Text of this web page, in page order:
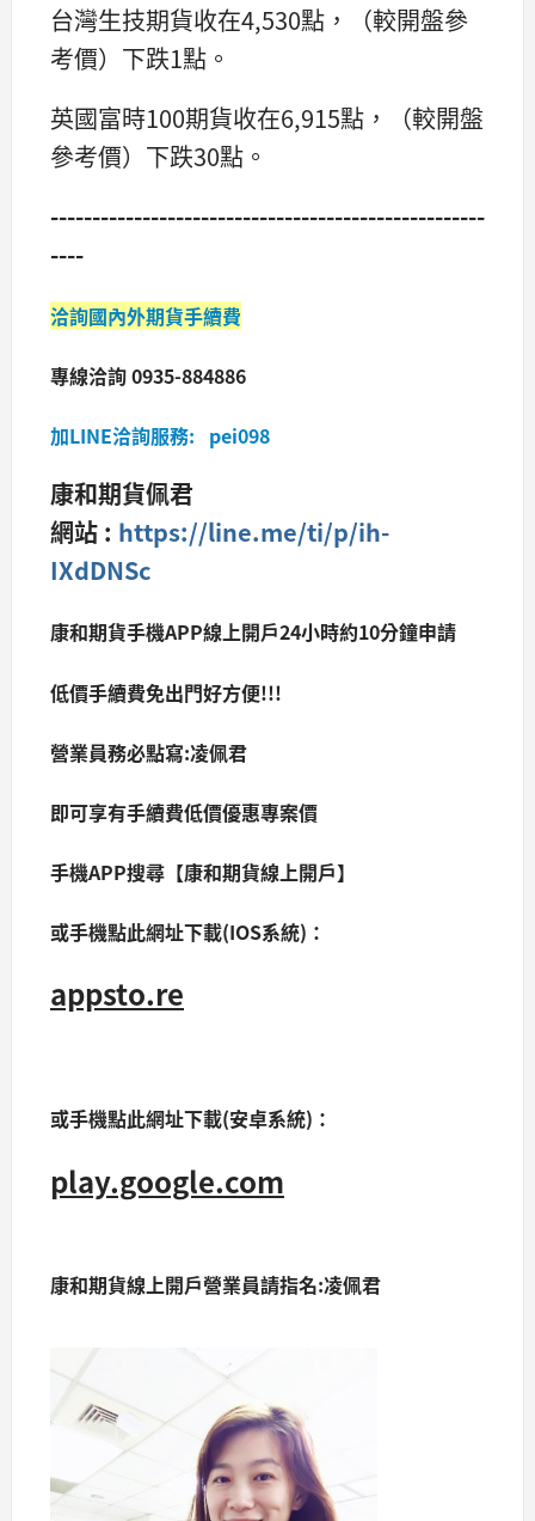
台灣生技期貨收在4,530點，（較開盤參
考價）下跌1點。
英國富時100期貨收在6,915點，（較開盤
參考價）下跌30點。
----------------------------------------------------
----
洽詢國內外期貨手續費
專線洽詢 0935-884886
加LINE洽詢服務: pei098
康和期貨佩君
網站 : https://line.me/ti/p/ih-
IXdDNSc
康和期貨手機APP線上開戶24小時約10分鐘申請
低價手續費免出門好方便!!!
營業員務必點寫:凌佩君
即可享有手續費低價優惠專案價
手機APP搜尋【康和期貨線上開戶】
或手機點此網址下載(IOS系統)：
appsto.re
或手機點此網址下載(安卓系統)：
play.google.com
康和期貨線上開戶營業員請指名:凌佩君